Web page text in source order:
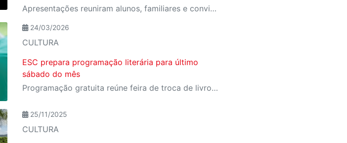
Apresentações reuniram alunos, familiares e convidados no Cine Itá Cultural, em Atibaia
24/03/2026
CULTURA
ESC prepara programação literária para último
sábado do mês
Programação gratuita reúne feira de troca de livros, sarau e oficina para incentivar a leitura e o contato com a literatura clássica
25/11/2025
CULTURA